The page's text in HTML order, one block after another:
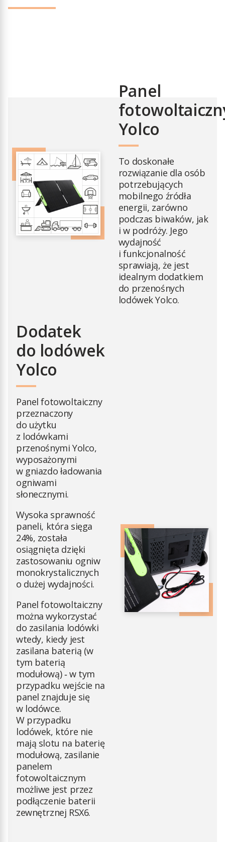
Panel
Yolco
To doskonałe
rozwiązanie dla osób
potrzebujących
mobilnego źródła
energii, zarówno
podczas biwaków, jak
i w podróży. Jego
wydajność
i funkcjonalność
sprawiają, że jest
idealnym dodatkiem
do przenośnych
lodówek Yolco.
Dodatek
do lodówek
Yolco
Panel fotowoltaiczny
przeznaczony
do użytku
z lodówkami
przenośnymi Yolco,
wyposażonymi
w gniazdo ładowania
ogniwami
słonecznymi.
Wysoka sprawność
paneli, która sięga
24%, została
osiągnięta dzięki
zastosowaniu ogniw
monokrystalicznych
o dużej wydajności.
Panel fotowoltaiczny
można wykorzystać
do zasilania lodówki
wtedy, kiedy jest
zasilana baterią (w
tym baterią
modułową) ‑ w tym
przypadku wejście na
panel znajduje się
w lodówce.
W przypadku
lodówek, które nie
mają slotu na baterię
modułową, zasilanie
panelem
fotowoltaicznym
możliwe jest przez
podłączenie baterii
zewnętrznej RSX6.